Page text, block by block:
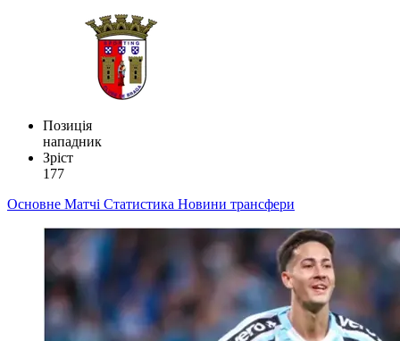
Позиція
нападник
Зріст
177
Основне Матчі Статистика Новини трансфери